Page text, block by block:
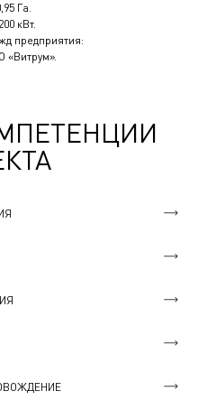
Га.
кВт.
предприятия:
«Витрум».